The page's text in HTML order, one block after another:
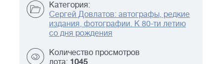
Категория:
Сергей Довлатов: автографы, редкие
издания, фотографии. К 80-ти летию
со дня рождения
Количество просмотров
лота: 1045